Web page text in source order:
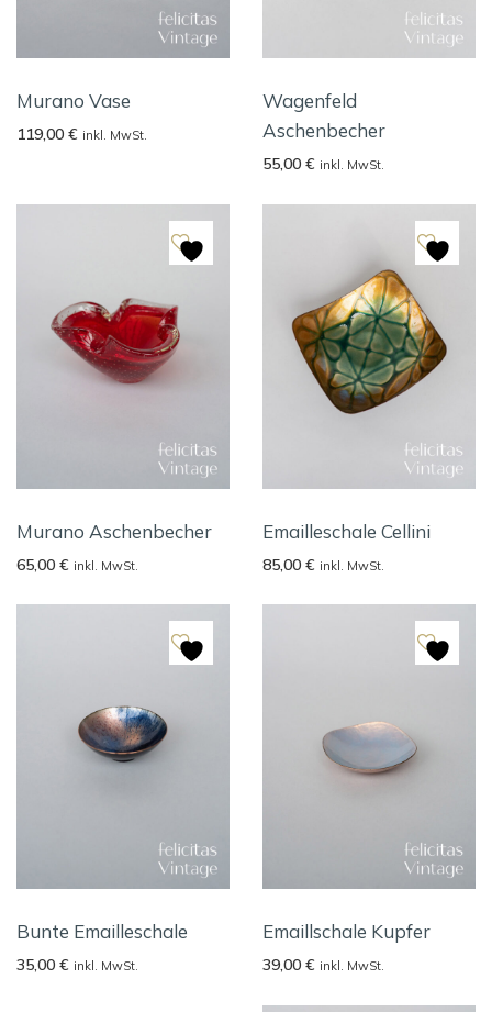
Murano Vase
119,00 € inkl. MwSt.
Wagenfeld
Aschenbecher
55,00 € inkl. MwSt.
Murano Aschenbecher
65,00 € inkl. MwSt.
Emailleschale Cellini
85,00 € inkl. MwSt.
Bunte Emailleschale
35,00 € inkl. MwSt.
Emaillschale Kupfer
39,00 € inkl. MwSt.